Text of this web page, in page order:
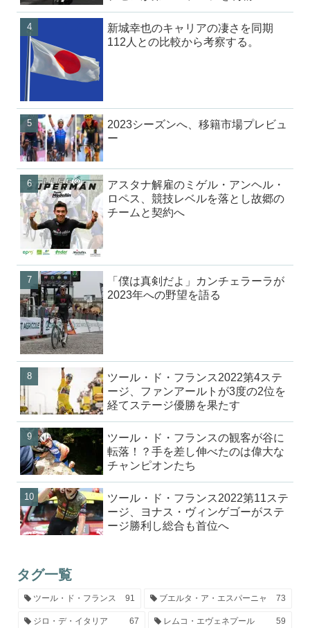
新城幸也のキャリアの凄さを同期
112人との比較から考察する。
2023シーズンへ、移籍市場プレビュ
ー
アスタナ解雇のミゲル・アンヘル・
ロペス、競技レベルを落とし故郷の
チームと契約へ
「僕は真剣だよ」カンチェラーラが
2023年への野望を語る
ツール・ド・フランス2022第4ステ
ージ、ファンアールトが3度の2位を
経てステージ優勝を果たす
ツール・ド・フランスの観客が谷に
転落！？手を差し伸べたのは偉大な
チャンピオンたち
ツール・ド・フランス2022第11ステ
ージ、ヨナス・ヴィンゲゴーがステ
ージ勝利し総合も首位へ
タグ一覧
ツール・ド・フランス 91 ブエルタ・ア・エスパーニャ 73
ジロ・デ・イタリア 67 レムコ・エヴェネプール 59